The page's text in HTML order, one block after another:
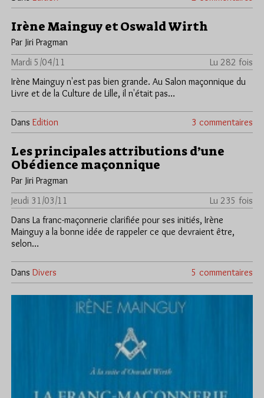
Irène Mainguy et Oswald Wirth
Par Jiri Pragman
Mardi 5/04/11
Lu 282 fois
Irène Mainguy n'est pas bien grande. Au Salon maçonnique du
Livre et de la Culture de Lille, il n'était pas…
Dans Edition 3 commentaires
Les principales attributions d’une
Obédience maçonnique
Par Jiri Pragman
Jeudi 31/03/11
Lu 235 fois
Dans La franc-maçonnerie clarifiée pour ses initiés, Irène
Mainguy a la bonne idée de rappeler ce que devraient être,
selon…
Dans Divers 5 commentaires